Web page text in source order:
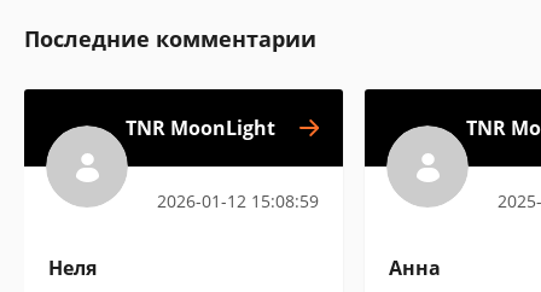
Последние комментарии
TNR MoonLight
2026-01-12 15:08:59
Неля
TNR
Анна